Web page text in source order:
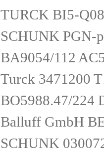
TURCK BI5-
SCHUNK PGN-
BA9054/112
Turck 3471200
BO5988.47/224
Balluff GmbH
SCHUNK